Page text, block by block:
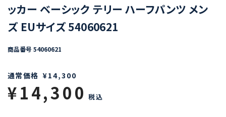
ッカー ベーシック テリー ハーフパンツ メン
ズ EUサイズ 54060621
商品番号 54060621
通常価格 ¥14,300
¥14,300 税込